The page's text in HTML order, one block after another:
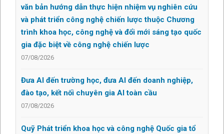
văn bản hướng dẫn thực hiện nhiệm vụ nghiên cứu
và phát triển công nghệ chiến lược thuộc Chương
trình khoa học, công nghệ và đổi mới sáng tạo quốc
gia đặc biệt về công nghệ chiến lược
07/08/2026
Đưa AI đến trường học, đưa AI đến doanh nghiệp,
đào tạo, kết nối chuyên gia AI toàn cầu
07/08/2026
Quỹ Phát triển khoa học và công nghệ Quốc gia tổ